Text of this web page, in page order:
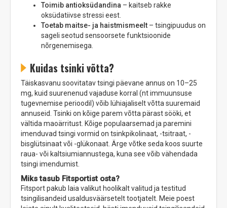
Toimib antioksüdandina – kaitseb rakke
oksüdatiivse stressi eest.
Toetab maitse- ja haistmismeelt – tsingipuudus on
sageli seotud sensoorsete funktsioonide
nõrgenemisega.
Kuidas tsinki võtta?
Täiskasvanu soovitatav tsingi päevane annus on 10–25
mg, kuid suurenenud vajaduse korral (nt immuunsuse
tugevnemise perioodil) võib lühiajaliselt võtta suuremaid
annuseid. Tsinki on kõige parem võtta pärast sööki, et
vältida maoärritust. Kõige populaarsemad ja paremini
imenduvad tsingi vormid on tsinkpikolinaat, -tsitraat, -
bisglütsinaat või -glükonaat. Ärge võtke seda koos suurte
raua- või kaltsiumiannustega, kuna see võib vähendada
tsingi imendumist.
Miks tasub Fitsportist osta?
Fitsport pakub laia valikut hoolikalt valitud ja testitud
tsingilisandeid usaldusväärsetelt tootjatelt. Meie poest